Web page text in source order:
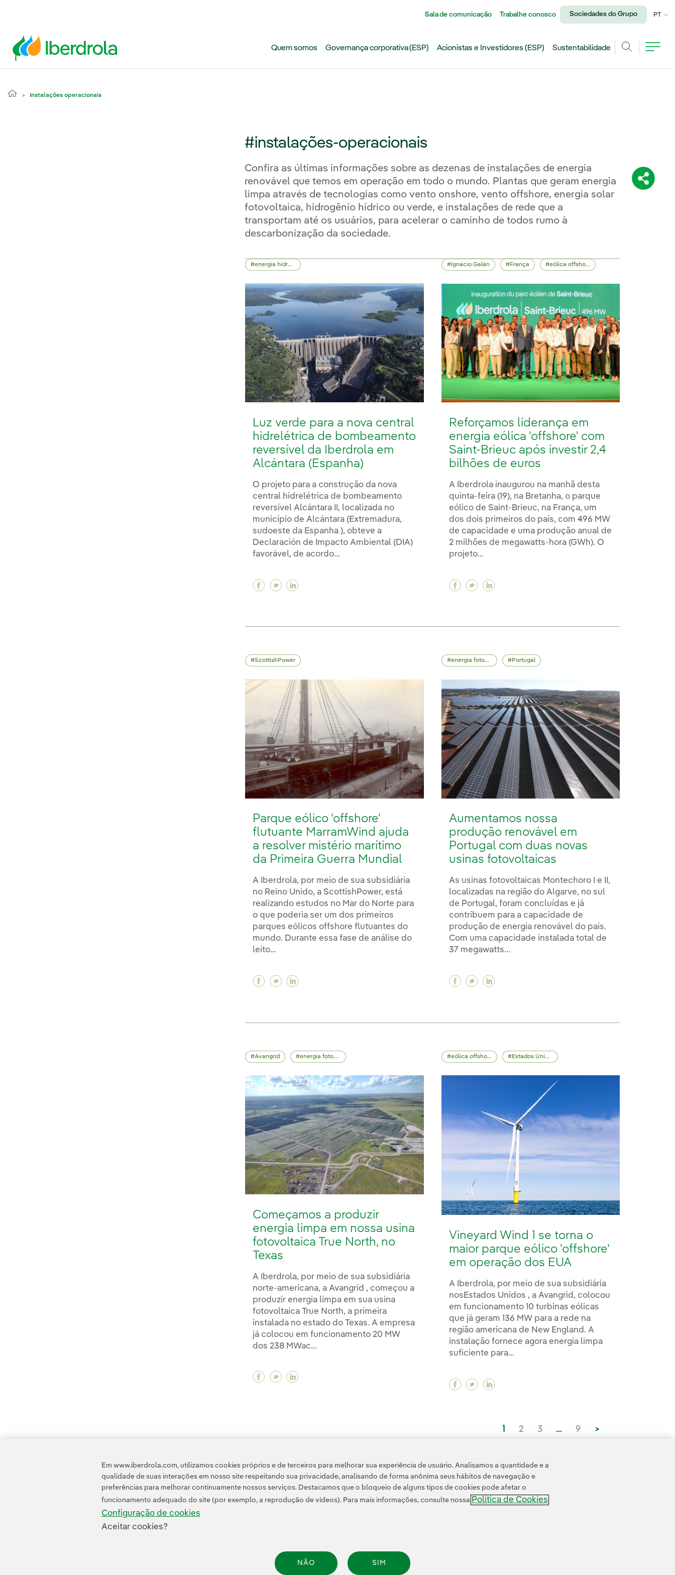
Sala de comunicação Trabalhe conosco Sociedades do Grupo PT
Quem somos Governança corporativa (ESP) Acionistas e Investidores (ESP)
Sustentabilidade
Instalações operacionais
#instalações-operacionais
Confira as últimas informações sobre as dezenas de instalações de energia
renovável que temos em operação em todo o mundo. Plantas que geram energia
limpa através de tecnologias como vento onshore, vento offshore, energia solar
fotovoltaica, hidrogênio hídrico ou verde, e instalações de rede que a
transportam até os usuários, para acelerar o caminho de todos rumo à
descarbonização da sociedade.
energia hidrelétrica
Luz verde para a nova central
hidrelétrica de bombeamento
reversível da Iberdrola em
Alcántara (Espanha)
O projeto para a construção da nova
central hidrelétrica de bombeamento
reversível Alcántara II, localizada no
município de Alcántara (Extremadura,
sudoeste da Espanha ), obteve a
Declaración de Impacto Ambiental (DIA)
favorável, de acordo...
Facebook Luz verde para a nova central hidrelétrica de bombeamento reversível da Iberdrola em
Twitter Luz verde para a nova central hidrelétrica de bombeamento reversível da Iberdrola
Linkedin Luz verde para a nova central hidrelétrica de bombeamento reversível da
Ignacio Galán França eólica offshore
Reforçamos liderança em
energia eólica 'offshore' com
Saint-Brieuc após investir 2,4
bilhões de euros
A Iberdrola inaugurou na manhã desta
quinta-feira (19), na Bretanha, o parque
eólico de Saint-Brieuc, na França, um
dos dois primeiros do país, com 496 MW
de capacidade e uma produção anual de
2 milhões de megawatts-hora (GWh). O
projeto...
Facebook Reforçamos liderança em energia
Twitter Reforçamos liderança em energia
ScottishPower
Parque eólico 'offshore'
flutuante MarramWind ajuda
a resolver mistério marítimo
da Primeira Guerra Mundial
A Iberdrola, por meio de sua subsidiária
no Reino Unido, a ScottishPower, está
realizando estudos no Mar do Norte para
o que poderia ser um dos primeiros
parques eólicos offshore flutuantes do
mundo. Durante essa fase de análise do
leito...
Facebook Parque eólico 'offshore' flutuante MarramWind ajuda a resolver mistério marítimo da
Twitter Parque eólico 'offshore' flutuante MarramWind ajuda a resolver mistério marítimo da
Linkedin Parque eólico 'offshore' flutuante MarramWind ajuda a resolver mistério
energia fotovoltaica Portugal
Aumentamos nossa
produção renovável em
Portugal com duas novas
usinas fotovoltaicas
As usinas fotovoltaicas Montechoro I e II,
localizadas na região do Algarve, no sul
de Portugal, foram concluídas e já
contribuem para a capacidade de
produção de energia renovável do país.
Com uma capacidade instalada total de
37 megawatts...
Facebook Aumentamos nossa produção
Twitter Aumentamos nossa produção
Avangrid energia fotovoltaica
Começamos a produzir
energia limpa em nossa usina
fotovoltaica True North, no
Texas
A Iberdrola, por meio de sua subsidiária
norte-americana, a Avangrid , começou a
produzir energia limpa em sua usina
fotovoltaica True North, a primeira
instalada no estado do Texas. A empresa
já colocou em funcionamento 20 MW
dos 238 MWac...
Facebook Começamos a produzir energia limpa em nossa usina fotovoltaica True North, no Texas
Twitter Começamos a produzir energia limpa em nossa usina fotovoltaica True North, no
Linkedin Começamos a produzir energia limpa em nossa usina fotovoltaica True North, no
eólica offshore Estados Unidos
Vineyard Wind 1 se torna o
maior parque eólico 'offshore'
em operação dos EUA
A Iberdrola, por meio de sua subsidiária
nosEstados Unidos , a Avangrid, colocou
em funcionamento 10 turbinas eólicas
que já geram 136 MW para a rede na
região americana de New England. A
instalação fornece agora energia limpa
suficiente para...
Facebook Vineyard Wind 1 se torna o maior
Twitter Vineyard Wind 1 se torna o maior
1 2 3 ... 9 >
Em www.iberdrola.com, utilizamos cookies próprios e de terceiros para melhorar sua experiência de usuário. Analisamos a quantidade e a
qualidade de suas interações em nosso site respeitando sua privacidade, analisando de forma anônima seus hábitos de navegação e
preferências para melhorar continuamente nossos serviços. Destacamos que o bloqueio de alguns tipos de cookies pode afetar o
funcionamento adequado do site (por exemplo, a reprodução de vídeos). Para mais informações, consulte nossa Política de Cookies
Configuração de cookies
Aceitar cookies?
NÃO SIM